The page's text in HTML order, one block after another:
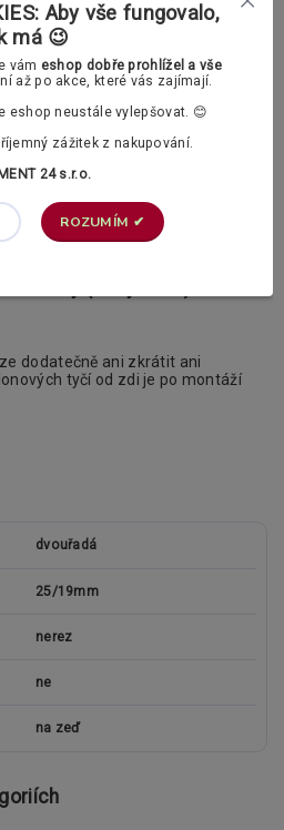
a polstrovanými kroužky.
můžete dokoupit také PVC
žabkami dle vašeho
dodatečně ani zkrátit ani
tyčí od zdi je po montáží
dvouřadá
25/19mm
nerez
ne
na zeď
Aby vše fungovalo,
má 😉
vám eshop dobře prohlížel a vše
až po akce, které vás zajímají.
eshop neustále vylepšovat. 😊
zážitek z nakupování.
24 s.r.o.
ROZUMÍM ✔